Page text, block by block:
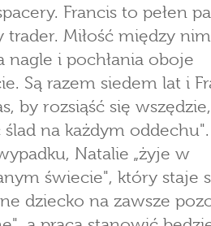
Francis to pełen
trader. Miłość między
nagle i pochłania oboje
Są razem siedem lat i
by rozsiąść się wszędzie,
na każdym
Natalie „żyje w
świecie", który staje
dziecko na zawsze